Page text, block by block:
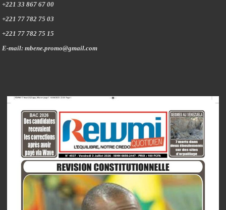
+221 33 867 67 00
+221 77 782 75 03
+221 77 782 75 15
E-mail: mbene.promo@gmail.com